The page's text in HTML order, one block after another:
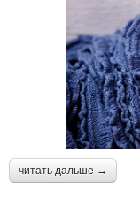
читать дальше →